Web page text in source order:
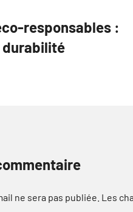
responsables :
durabilité
ne sera pas publiée. Les